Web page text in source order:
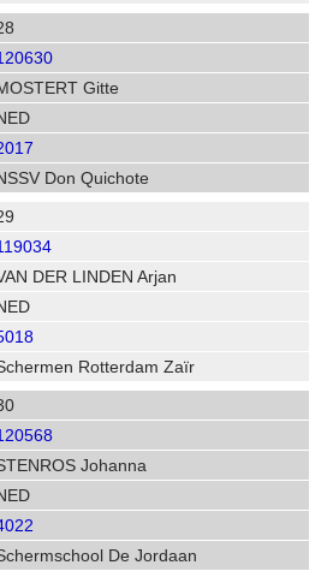
Gitte
Don Quichote
DER LINDEN Arjan
Rotterdam Zaïr
Johanna
De Jordaan